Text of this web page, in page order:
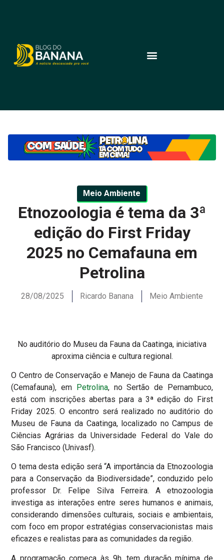
Meio Ambiente
Etnozoologia é tema da 3ª
edição do First Friday
2025 no Cemafauna em
Petrolina
28/08/2025 Ricardo Banana Meio Ambiente
No auditório do Museu da Fauna da Caatinga, iniciativa
aproxima ciência e cultura regional.
O Centro de Conservação e Manejo de Fauna da Caatinga
(Cemafauna), em Petrolina, no Sertão de Pernambuco,
está com inscrições abertas para a 3ª edição do First
Friday 2025. O encontro será realizado no auditório do
Museu de Fauna da Caatinga, localizado no Campus de
Ciências Agrárias da Universidade Federal do Vale do
São Francisco (Univasf).
O tema desta edição será “A importância da Etnozoologia
para a Conservação da Biodiversidade”, conduzido pelo
professor Dr. Felipe Silva Ferreira. A etnozoologia
investiga as interações entre seres humanos e animais,
considerando dimensões culturais, sociais e ambientais,
com foco em propor estratégias conservacionistas mais
eficazes e realistas para as comunidades da região.
A programação começa às 9h, tem duração mínima de